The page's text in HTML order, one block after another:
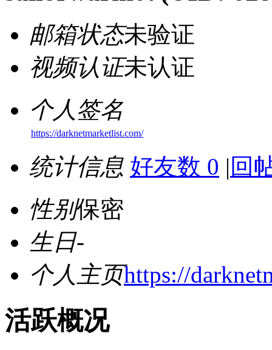
邮箱状态未验证
视频认证未认证
个人签名
https://darknetmarketlist.com/
统计信息 好友数 0 | 回
性别保密
生日-
个人主页https://
活跃概况